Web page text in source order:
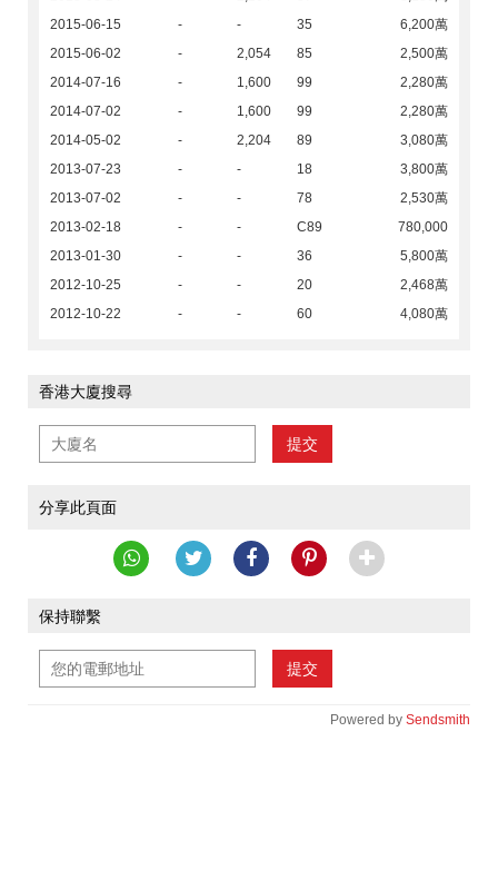
2015-06-15
- - 35
6,200萬
2015-06-02
- 2,054 85
2,500萬
2014-07-16
- 1,600 99
2,280萬
2014-07-02
- 1,600 99
2,280萬
2014-05-02
- 2,204 89
3,080萬
2013-07-23
- - 18
3,800萬
2013-07-02
- - 78
2,530萬
2013-02-18
- - C89
780,000
2013-01-30
- - 36
5,800萬
2012-10-25
- - 20
2,468萬
2012-10-22
- - 60 4,080萬
香港大廈搜尋
提交
分享此頁面
保持聯繫
提交
Powered by Sendsmith